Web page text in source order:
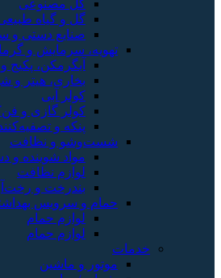
گل مصنوعی
گل و گیاه
صنایع دستی و
تهویه، سرمایش و
آبگرمکن، پکیج
بخاری، هیتر و
کولر آبی
کولر گازی و
پنکه و
شست‌وشو و نظافت
مواد شوینده و
لوازم نظافت
بندرخت و
حمام و سرویس
لوازم حمام
لوازم حمام
خدمات
موتور و ماشین